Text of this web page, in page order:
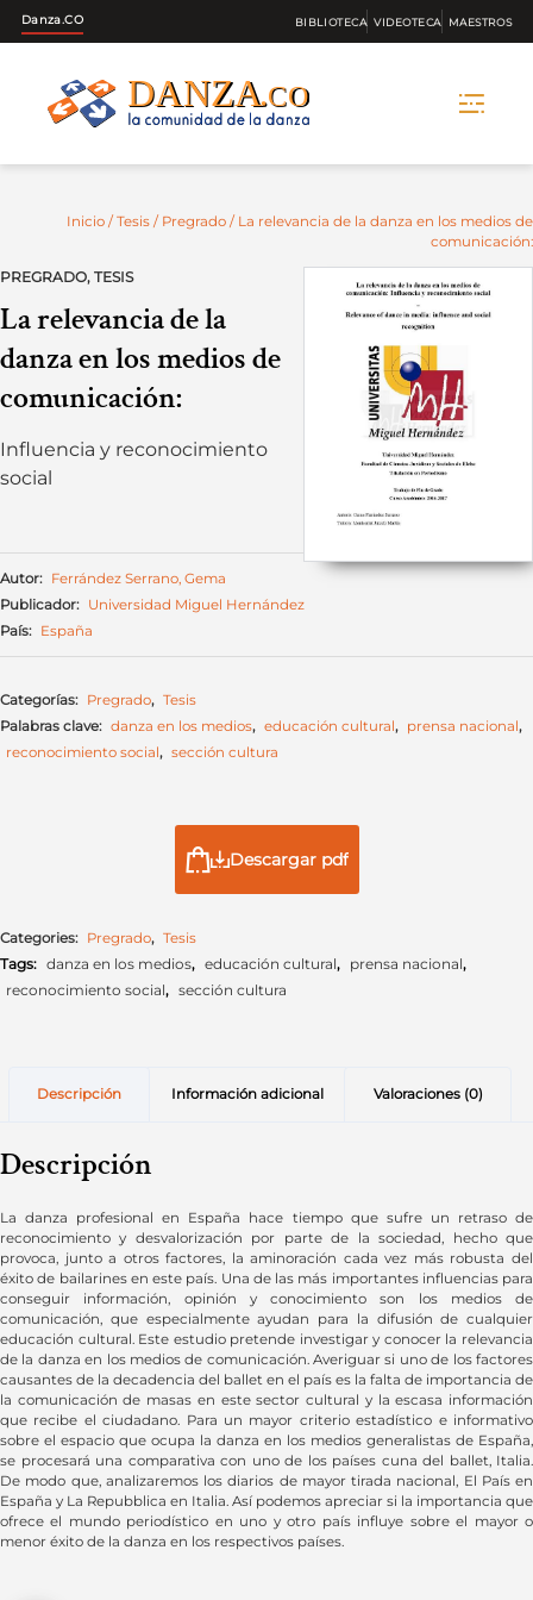
Danza.CO BIBLIOTECA VIDEOTECA MAESTROS
Inicio / Tesis / Pregrado / La relevancia de la danza en los medios de
comunicación:
PREGRADO, TESIS
La relevancia de la
danza en los medios de
comunicación:
Influencia y reconocimiento
social
Autor: Ferrández Serrano, Gema
Publicador: Universidad Miguel Hernández
País: España
Categorías: Pregrado, Tesis
Palabras clave: danza en los medios, educación cultural, prensa nacional,
reconocimiento social, sección cultura
Descargar pdf
Categories: Pregrado, Tesis
Tags: danza en los medios, educación cultural, prensa nacional,
reconocimiento social, sección cultura
Descripción Información adicional Valoraciones (0)
Descripción
La danza profesional en España hace tiempo que sufre un retraso de
reconocimiento y desvalorización por parte de la sociedad, hecho que
provoca, junto a otros factores, la aminoración cada vez más robusta del
éxito de bailarines en este país. Una de las más importantes influencias para
conseguir información, opinión y conocimiento son los medios de
comunicación, que especialmente ayudan para la difusión de cualquier
educación cultural. Este estudio pretende investigar y conocer la relevancia
de la danza en los medios de comunicación. Averiguar si uno de los factores
causantes de la decadencia del ballet en el país es la falta de importancia de
la comunicación de masas en este sector cultural y la escasa información
que recibe el ciudadano. Para un mayor criterio estadístico e informativo
sobre el espacio que ocupa la danza en los medios generalistas de España,
se procesará una comparativa con uno de los países cuna del ballet, Italia.
De modo que, analizaremos los diarios de mayor tirada nacional, El País en
España y La Repubblica en Italia. Así podemos apreciar si la importancia que
ofrece el mundo periodístico en uno y otro país influye sobre el mayor o
menor éxito de la danza en los respectivos países.